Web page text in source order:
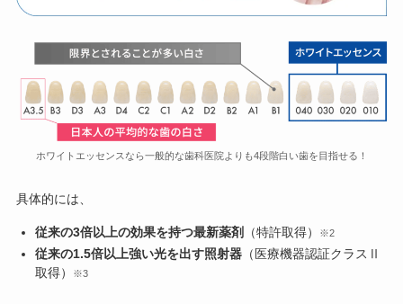
ホワイトエッセンスなら一般的な歯科医院よりも4段階白い歯を目指せる！
具体的には、
従来の3倍以上の効果を持つ最新薬剤（特許取得） ※2
従来の1.5倍以上強い光を出す照射器（医療機器認証クラスⅡ
取得）
※3